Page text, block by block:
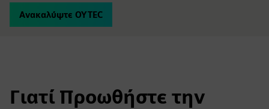
Ανακαλύψτε OYTEC
Γιατί Προωθήστε την